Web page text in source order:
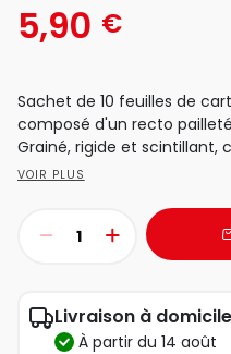
5,90 €
Sachet de 10 feuilles de
composé d'un recto
Grainé, rigide et scintillant,
VOIR PLUS
Livraison à
à partir du 14 août